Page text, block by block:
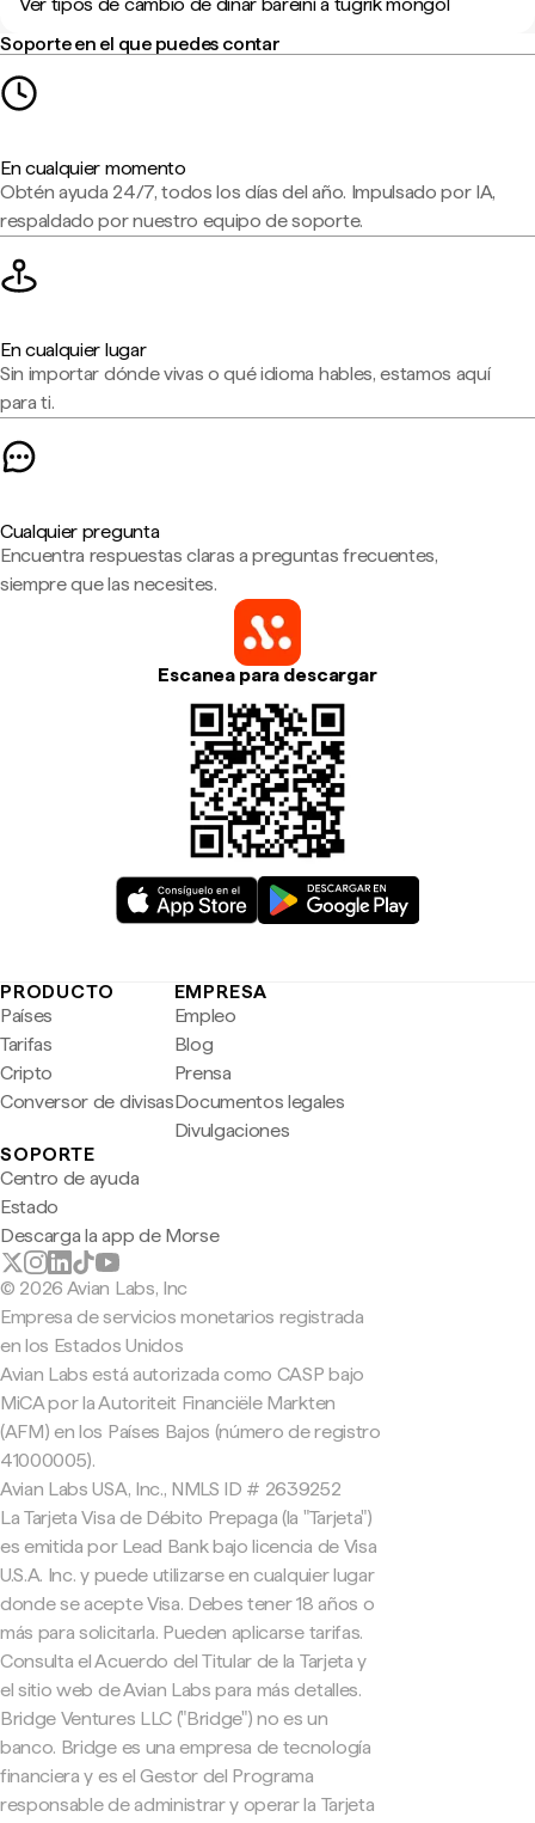
Soporte en el que puedes contar
En cualquier momento
Obtén ayuda 24/7, todos los días del año. Impulsado por IA,
respaldado por nuestro equipo de soporte.
En cualquier lugar
Sin importar dónde vivas o qué idioma hables, estamos aquí
para ti.
Cualquier pregunta
Encuentra respuestas claras a preguntas frecuentes,
siempre que las necesites.
Escanea para descargar
PRODUCTO
Países
Tarifas
Cripto
Conversor de divisas
EMPRESA
Empleo
Blog
Prensa
Documentos legales
Divulgaciones
SOPORTE
Centro de ayuda
Estado
Descarga la app de Morse
© 2026 Avian Labs, Inc
Empresa de servicios monetarios registrada
en los Estados Unidos
Avian Labs está autorizada como CASP bajo
MiCA por la Autoriteit Financiële Markten
(AFM) en los Países Bajos (número de registro
41000005).
Avian Labs USA, Inc., NMLS ID # 2639252
La Tarjeta Visa de Débito Prepaga (la "Tarjeta")
es emitida por Lead Bank bajo licencia de Visa
U.S.A. Inc. y puede utilizarse en cualquier lugar
donde se acepte Visa. Debes tener 18 años o
más para solicitarla. Pueden aplicarse tarifas.
Consulta el Acuerdo del Titular de la Tarjeta y
el sitio web de Avian Labs para más detalles.
Bridge Ventures LLC ("Bridge") no es un
banco. Bridge es una empresa de tecnología
financiera y es el Gestor del Programa
responsable de administrar y operar la Tarjeta